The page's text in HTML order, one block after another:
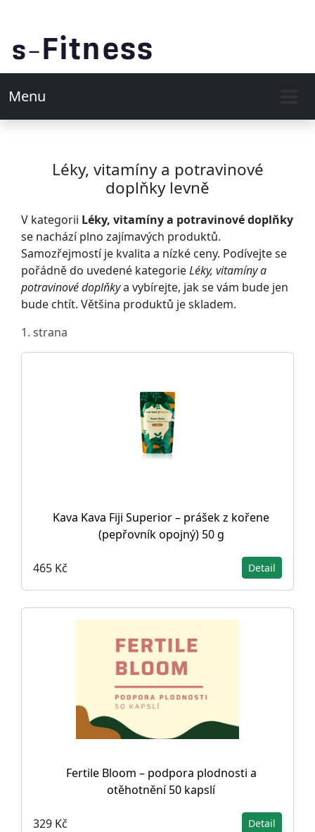
Menu
Léky, vitamíny a potravinové
doplňky levně
V kategorii Léky, vitamíny a potravinové doplňky
se nachází plno zajímavých produktů.
Samozřejmostí je kvalita a nízké ceny. Podívejte se
pořádně do uvedené kategorieLéky, vitamíny a
potravinové doplňkya vybírejte, jak se vám bude jen
bude chtít. Většina produktů je skladem.
1. strana
Kava Kava Fiji Superior – prášek z kořene
(pepřovník opojný) 50 g
465 Kč Detail
Fertile Bloom – podpora plodnosti a
otěhotnění 50 kapslí
329 Kč Detail